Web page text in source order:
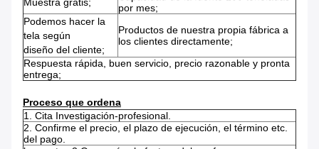
Muestra gratis;
por mes;
Podemos hacer la
tela según
diseño del cliente;
Productos de nuestra propia fábrica a
los clientes directamente;
Respuesta rápida, buen servicio, precio razonable y pronta
entrega;
Proceso que ordena
1. Cita Investigación-profesional.
2. Confirme el precio, el plazo de ejecución, el término etc.
del pago.